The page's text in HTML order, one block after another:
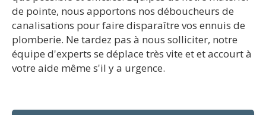
de pointe, nous apportons nos déboucheurs de
canalisations pour faire disparaître vos ennuis de
plomberie. Ne tardez pas à nous solliciter, notre
équipe d'experts se déplace très vite et et accourt à
votre aide même s'il y a urgence.